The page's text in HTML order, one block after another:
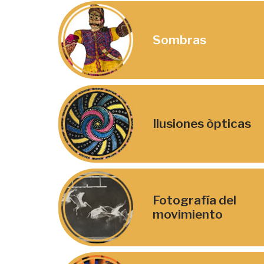
Sombras
Ilusiones òpticas
Fotografía del
movimiento